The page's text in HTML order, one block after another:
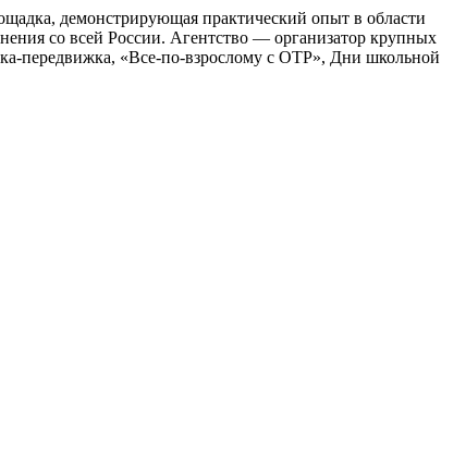
демонстрирующая практический опыт в области
со всей России. Агентство — организатор крупных
передвижка, «Все-по-взрослому с ОТР», Дни школьной